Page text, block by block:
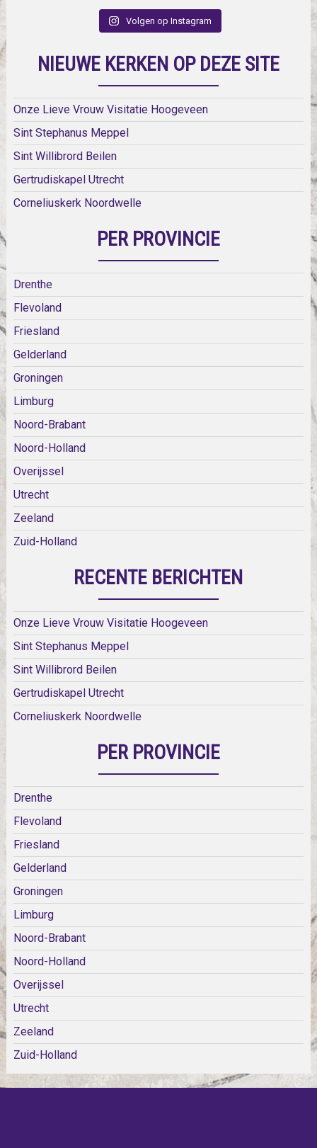
Volgen op Instagram
NIEUWE KERKEN OP DEZE SITE
Onze Lieve Vrouw Visitatie Hoogeveen
Sint Stephanus Meppel
Sint Willibrord Beilen
Gertrudiskapel Utrecht
Corneliuskerk Noordwelle
PER PROVINCIE
Drenthe
Flevoland
Friesland
Gelderland
Groningen
Limburg
Noord-Brabant
Noord-Holland
Overijssel
Utrecht
Zeeland
Zuid-Holland
RECENTE BERICHTEN
Onze Lieve Vrouw Visitatie Hoogeveen
Sint Stephanus Meppel
Sint Willibrord Beilen
Gertrudiskapel Utrecht
Corneliuskerk Noordwelle
PER PROVINCIE
Drenthe
Flevoland
Friesland
Gelderland
Groningen
Limburg
Noord-Brabant
Noord-Holland
Overijssel
Utrecht
Zeeland
Zuid-Holland